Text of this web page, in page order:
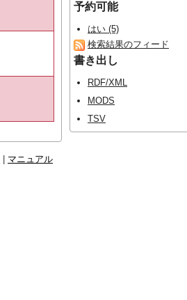
予約可能
はい (5)
検索結果のフィード
書き出し
RDF/XML
MODS
TSV
マニュアル